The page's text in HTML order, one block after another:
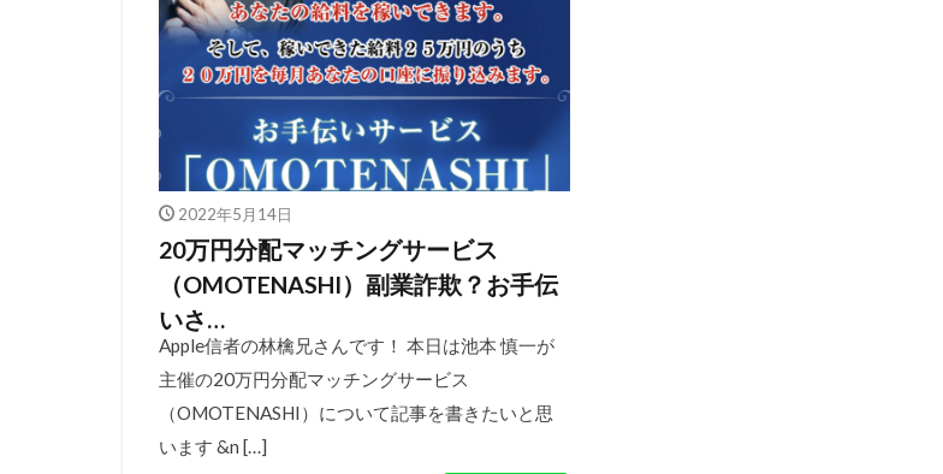
2022年5月14日
20万円分配マッチングサービス
（OMOTENASHI）副業詐欺？お手伝
いさ…
Apple信者の林檎兄さんです！ 本日は池本 慎一が
主催の20万円分配マッチングサービス
（OMOTENASHI）について記事を書きたいと思
います &n […]